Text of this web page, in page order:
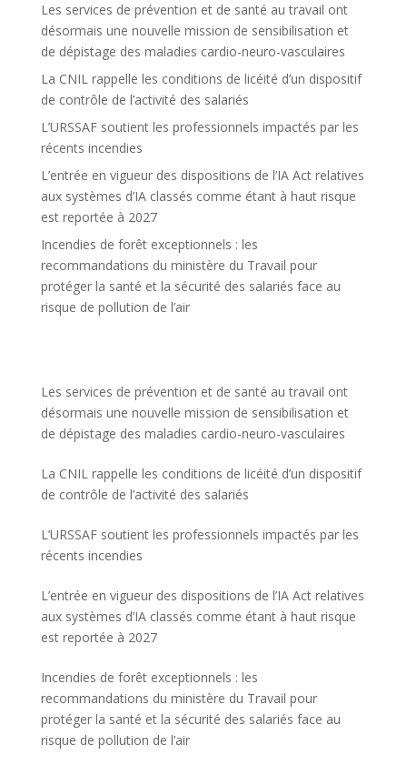
Les services de prévention et de santé au travail ont
désormais une nouvelle mission de sensibilisation et
de dépistage des maladies cardio-neuro-vasculaires
La CNIL rappelle les conditions de licéité d’un dispositif
de contrôle de l’activité des salariés
L’URSSAF soutient les professionnels impactés par les
récents incendies
L’entrée en vigueur des dispositions de l’IA Act relatives
aux systèmes d’IA classés comme étant à haut risque
est reportée à 2027
Incendies de forêt exceptionnels : les
recommandations du ministère du Travail pour
protéger la santé et la sécurité des salariés face au
risque de pollution de l’air
Les services de prévention et de santé au travail ont
désormais une nouvelle mission de sensibilisation et
de dépistage des maladies cardio-neuro-vasculaires
La CNIL rappelle les conditions de licéité d’un dispositif
de contrôle de l’activité des salariés
L’URSSAF soutient les professionnels impactés par les
récents incendies
L’entrée en vigueur des dispositions de l’IA Act relatives
aux systèmes d’IA classés comme étant à haut risque
est reportée à 2027
Incendies de forêt exceptionnels : les
recommandations du ministère du Travail pour
protéger la santé et la sécurité des salariés face au
risque de pollution de l’air